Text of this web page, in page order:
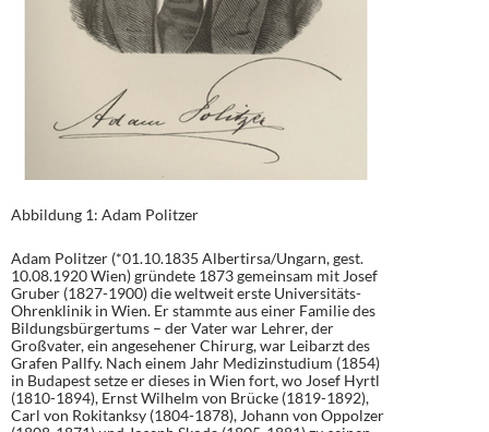
Abbildung 1: Adam Politzer
Adam Politzer (*01.10.1835 Albertirsa/Ungarn, gest.
10.08.1920 Wien) gründete 1873 gemeinsam mit Josef
Gruber (1827-1900) die weltweit erste Universitäts-
Ohrenklinik in Wien. Er stammte aus einer Familie des
Bildungsbürgertums – der Vater war Lehrer, der
Großvater, ein angesehener Chirurg, war Leibarzt des
Grafen Pallfy. Nach einem Jahr Medizinstudium (1854)
in Budapest setze er dieses in Wien fort, wo Josef Hyrtl
(1810-1894), Ernst Wilhelm von Brücke (1819-1892),
Carl von Rokitanksy (1804-1878), Johann von Oppolzer